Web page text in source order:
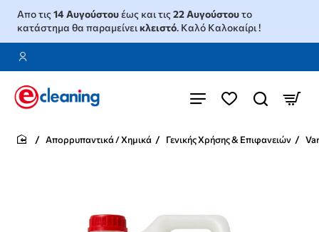
Απο τις14 Αυγούστουέως και τις22 Αυγούστουτο
κατάστημα θα παραμείνεικλειστό. Καλό Καλοκαίρι !
Απορρυπαντικά / Χημικά Γενικής Χρήσης & Επιφανειών